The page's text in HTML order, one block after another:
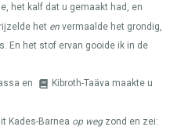
het kalf dat u gemaakt had, en
het en vermaalde het grondig,
En het stof ervan gooide ik in de
en
Kibroth-Taäva maakte u
Kades-Barnea op wegzond en zei: